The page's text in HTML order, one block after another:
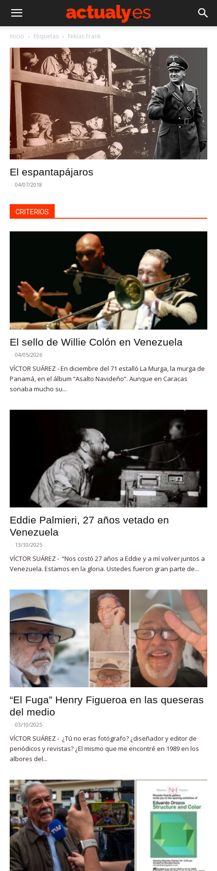
Inicio Etiquetas Niklas Frank
El espantapájaros
- 04/07/2018
CRITERIOS
El sello de Willie Colón en Venezuela
- 04/05/2026
VÍCTOR SUÁREZ - En diciembre del 71 estalló La Murga, la murga de
Panamá, en el álbum “Asalto Navideño”. Aunque en Caracas
sonaba mucho su...
Eddie Palmieri, 27 años vetado en
Venezuela
- 13/10/2025
VÍCTOR SUÁREZ - “Nos costó 27 años a Eddie y a mí volver juntos a
Venezuela. Estamos en la gloria. Ustedes fueron gran parte de...
“El Fuga” Henry Figueroa en las queseras
del medio
- 03/10/2025
VÍCTOR SUÁREZ - ¿Tú no eras fotógrafo? ¿diseñador y editor de
periódicos y revistas? ¿El mismo que me encontré en 1989 en los
albores del...